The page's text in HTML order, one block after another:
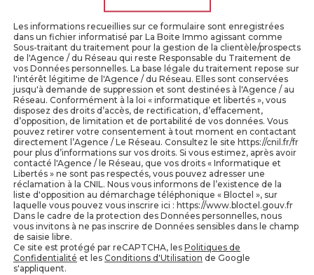
Les informations recueillies sur ce formulaire sont enregistrées
dans un fichier informatisé par La Boite Immo agissant comme
Sous-traitant du traitement pour la gestion de la clientèle/prospects
de l'Agence / du Réseau qui reste Responsable du Traitement de
vos Données personnelles. La base légale du traitement repose sur
l'intérêt légitime de l'Agence / du Réseau. Elles sont conservées
jusqu'à demande de suppression et sont destinées à l'Agence / au
Réseau. Conformément à la loi « informatique et libertés », vous
disposez des droits d’accès, de rectification, d’effacement,
d’opposition, de limitation et de portabilité de vos données. Vous
pouvez retirer votre consentement à tout moment en contactant
directement l’Agence / Le Réseau. Consultez le site https://cnil.fr/fr
pour plus d’informations sur vos droits. Si vous estimez, après avoir
contacté l'Agence / le Réseau, que vos droits « Informatique et
Libertés » ne sont pas respectés, vous pouvez adresser une
réclamation à la CNIL. Nous vous informons de l’existence de la
liste d'opposition au démarchage téléphonique « Bloctel », sur
laquelle vous pouvez vous inscrire ici : https://www.bloctel.gouv.fr
Dans le cadre de la protection des Données personnelles, nous
vous invitons à ne pas inscrire de Données sensibles dans le champ
de saisie libre.
Ce site est protégé par reCAPTCHA, les Politiques de
Confidentialité et les Conditions d'Utilisation de Google
s'appliquent.